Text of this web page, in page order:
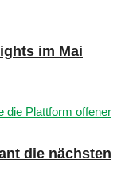
im Mai
die nächsten